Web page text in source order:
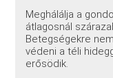
Meghálálja a
átlagosnál
Betegségekre
védeni a téli
erősödik.